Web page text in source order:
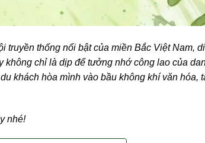
truyền thống nổi bật của miền Bắc Việt Nam,
chỉ là dịp để tưởng nhớ công lao của
khách hòa mình vào bầu không khí văn hóa,
nhé!